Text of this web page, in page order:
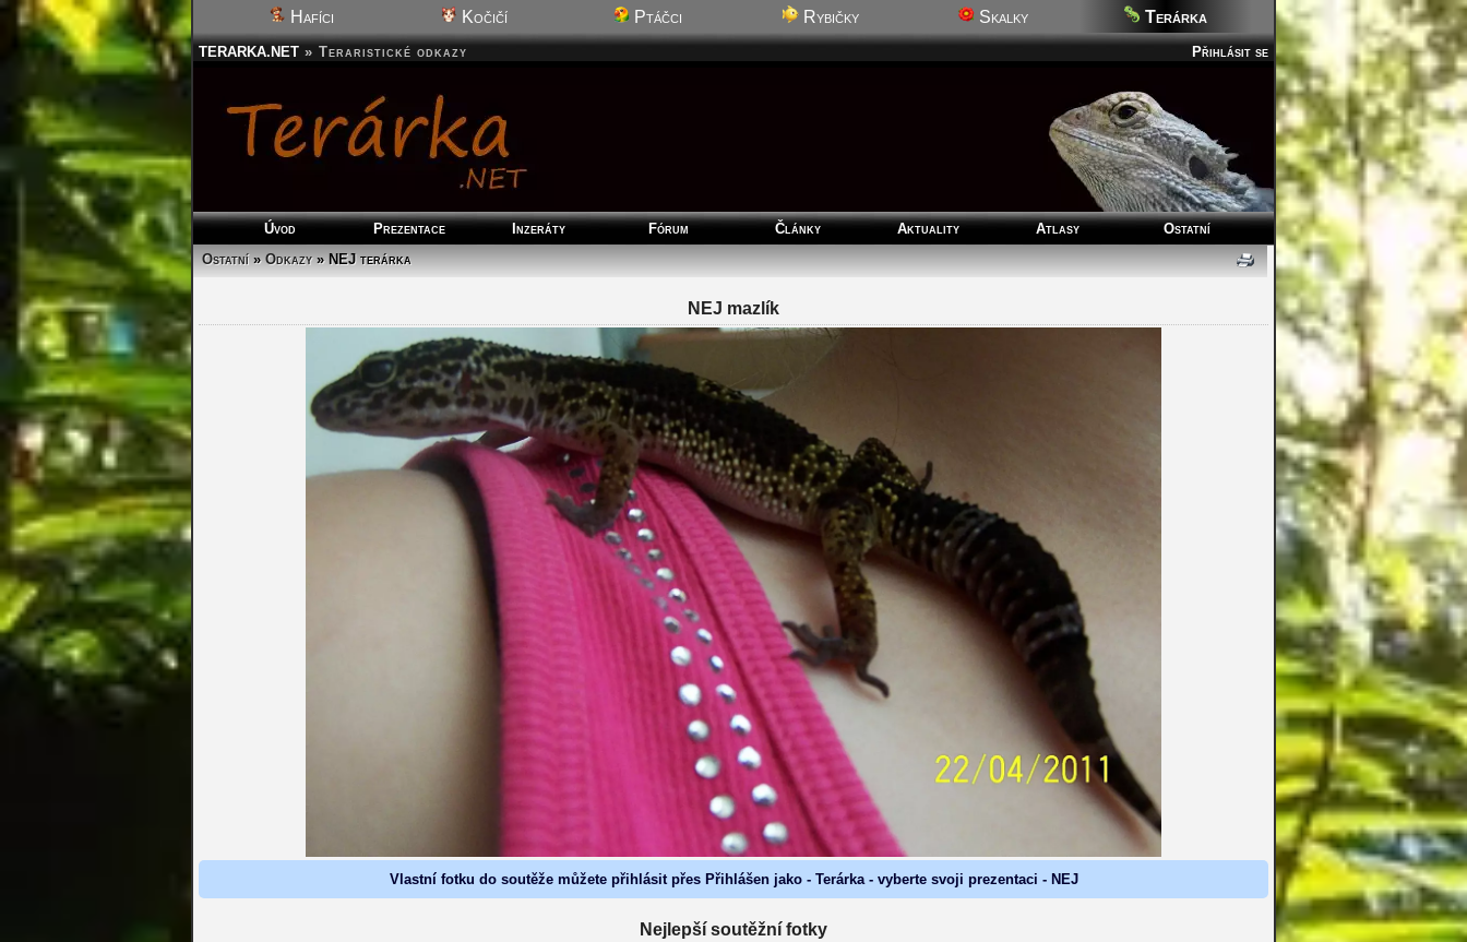
Hafíci Kočičí Ptáčci Rybičky Skalky Terárka
Přihlásit se
TERARKA.NET » Teraristické odkazy
Úvod Prezentace Inzeráty Fórum Články Aktuality Atlasy
Ostatní
Ostatní»Odkazy» NEJ terárka
NEJ mazlík
Vlastní fotku do soutěže můžete přihlásit přes Přihlášen jako - Terárka - vyberte svoji prezentaci - NEJ
Nejlepší soutěžní fotky